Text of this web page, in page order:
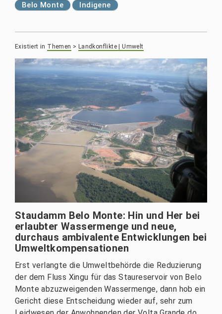
Belo Monte Indigene
Existiert in Themen > Landkonflikte | Umwelt
Staudamm Belo Monte: Hin und Her bei
erlaubter Wassermenge und neue,
durchaus ambivalente Entwicklungen bei
Umweltkompensationen
Erst verlangte die Umweltbehörde die Reduzierung
der dem Fluss Xingu für das Staureservoir von Belo
Monte abzuzweigenden Wassermenge, dann hob ein
Gericht diese Entscheidung wieder auf, sehr zum